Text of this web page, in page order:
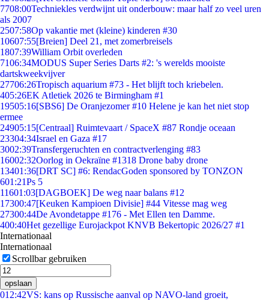
7708:00Techniekles verdwijnt uit onderbouw: maar half zo veel uren
als 2007
2507:58Op vakantie met (kleine) kinderen #30
10607:55[Breien] Deel 21, met zomerbreisels
1807:39William Orbit overleden
7106:34MODUS Super Series Darts #2: 's werelds mooiste
dartskweekvijver
27706:26Tropisch aquarium #73 - Het blijft toch kriebelen.
405:26EK Atletiek 2026 te Birmingham #1
19505:16[SBS6] De Oranjezomer #10 Helene je kan het niet stop
ermee
24905:15[Centraal] Ruimtevaart / SpaceX #87 Rondje oceaan
23304:34Israel en Gaza #17
3002:39Transfergeruchten en contractverlenging #83
16002:32Oorlog in Oekraïne #1318 Drone baby drone
13401:36[DRT SC] #6: RendacGoden sponsored by TONZON
601:21Ps 5
11601:03[DAGBOEK] De weg naar balans #12
17300:47[Keuken Kampioen Divisie] #44 Vitesse mag weg
27300:44De Avondetappe #176 - Met Ellen ten Damme.
400:40Het gezellige Eurojackpot KNVB Bekertopic 2026/27 #1
Internationaal
Internationaal
Scrollbar gebruiken
opslaan
012:42VS: kans op Russische aanval op NAVO-land groeit,